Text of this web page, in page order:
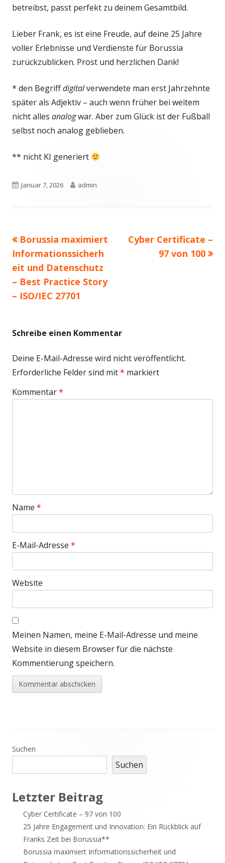
betreibst, passt perfekt zu deinem Gesamtbild.
Lieber Frank, es ist eine Freude, auf deine 25 Jahre
voller Erlebnisse und Verdienste für Borussia
zurückzublicken. Prost und herzlichen Dank!
* den Begriffdigitalverwendete man erst Jahrzehnte
später als Adjektiv – auch wenn früher bei weitem
nicht alles analogwar. Aber zum Glück ist der Fußball
selbst noch analog geblieben.
** nicht KI generiert
Veröffentlicht
Januar 7, 2026 Autor
admin
Beitragsnavigation
Vorheriger
Beitrag:
Borussia maximiert
Informationssicherh
eit und Datenschutz
– Best Practice Story
– ISO/IEC 27701
Nächster
Beitrag
Cyber Certificate –
97 von 100
Schreibe einen Kommentar
Deine E-Mail-Adresse wird nicht veröffentlicht.
Erforderliche Felder sind mit* markiert
Kommentar*
Name *
E-Mail-Adresse *
Website
Meinen Namen, meine E-Mail-Adresse und meine
Website in diesem Browser für die nächste
Kommentierung speichern.
Haupt-
Seitenleiste
Suchen
Suchen
Letzter Beitrag
Cyber Certificate – 97 von 100
25 Jahre Engagement und Innovation: Ein Rückblick auf
Franks Zeit bei Borussia**
Borussia maximiert Informationssicherheit und